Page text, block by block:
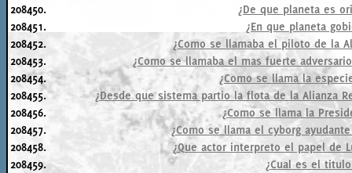
208450.
¿De que planeta es
208451.
¿En que planeta
208452.
¿Como se llamaba el piloto de la
208453.
¿Como se llamaba el mas fuerte
208454.
¿Como se llama la
208455.
¿Desde que sistema partio la flota de la Alianza
208456.
¿Como se llama la
208457.
¿Como se llama el cyborg
208458.
¿Que actor interpreto el papel de
208459.
¿Cual es el